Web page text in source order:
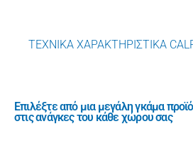
ΤΕΧΝΙΚΑ ΧΑΡΑΚΤΗΡΙΣΤΙΚΑ
Επιλέξτε από μια μεγάλη γκάμα
στις ανάγκες του κάθε χώρου σας